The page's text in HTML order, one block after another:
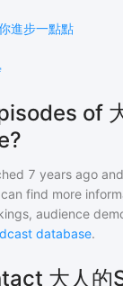
進步一點點
of
7 years ago and
find more
audience
database.
大人的